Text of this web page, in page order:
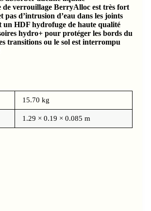
de verrouillage BerryAlloc est très fort
pas d’intrusion d’eau dans les joints
un HDF hydrofuge de haute qualité
hydro+ pour protéger les bords du
transitions ou le sol est interrompu
15.70 kg
1.29 × 0.19 × 0.085 m